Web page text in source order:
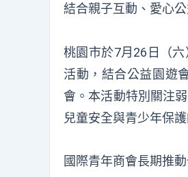
結合親子互動、愛心
桃園市於7月26日（
活動，結合公益園遊
會。本活動特別關注
兒童安全與青少年保護
國際青年商會長期推